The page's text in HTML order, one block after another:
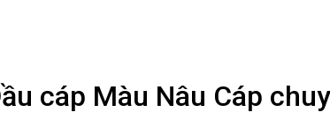
cáp Màu Nâu Cáp